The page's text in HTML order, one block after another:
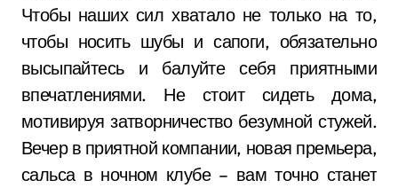
Чтобы наших сил хватало не только на то,
чтобы носить шубы и сапоги, обязательно
высыпайтесь и балуйте себя приятными
впечатлениями. Не стоит сидеть дома,
мотивируя затворничество безумной стужей.
Вечер в приятной компании, новая премьера,
сальса в ночном клубе – вам точно станет